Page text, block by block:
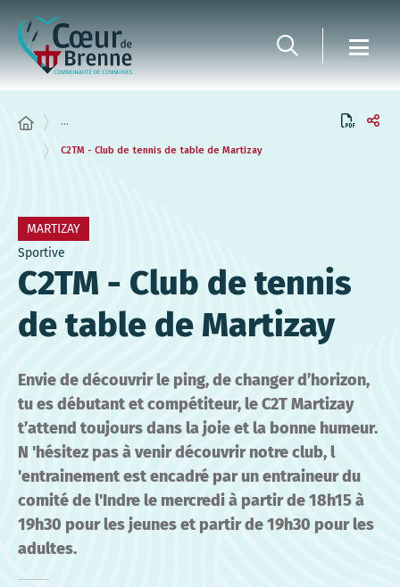
...
C2TM - Club de tennis de table de Martizay
MARTIZAY
Sportive
C2TM - Club de tennis
de table de Martizay
Envie de découvrir le ping, de changer d’horizon,
tu es débutant et compétiteur, le C2T Martizay
t’attend toujours dans la joie et la bonne humeur.
N 'hésitez pas à venir découvrir notre club, l
'entrainement est encadré par un entraineur du
comité de l'Indre le mercredi à partir de 18h15 à
19h30 pour les jeunes et partir de 19h30 pour les
adultes.